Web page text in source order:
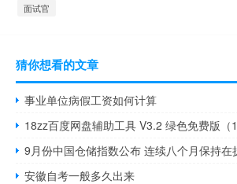
面试官
猜你想看的文章
事业单位病假工资如何计算
9月份中国仓储指数公布 连续八个月保持在
安徽自考一般多久出来